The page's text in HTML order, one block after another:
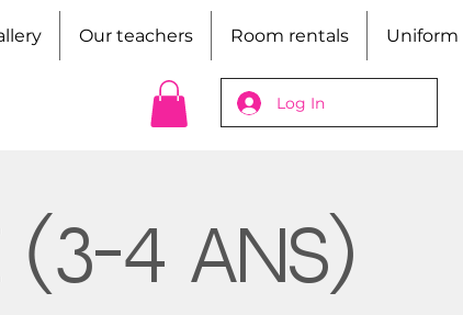
Our teachers Room rentals Uniform
Log In
(3-4 ans)